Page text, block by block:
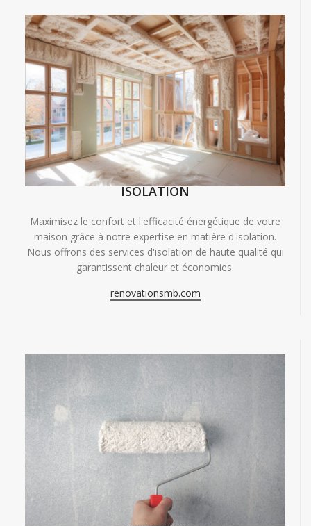
ISOLATION
Maximisez le confort et l'efficacité énergétique de votre
maison grâce à notre expertise en matière d'isolation.
Nous offrons des services d'isolation de haute qualité qui
garantissent chaleur et économies.
renovationsmb.com